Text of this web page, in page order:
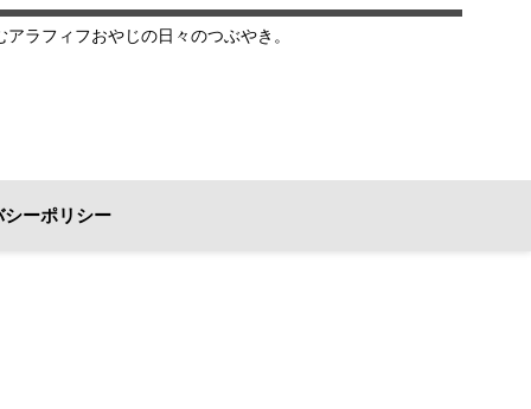
ラフィフおやじの日々のつぶやき。
ーポリシー